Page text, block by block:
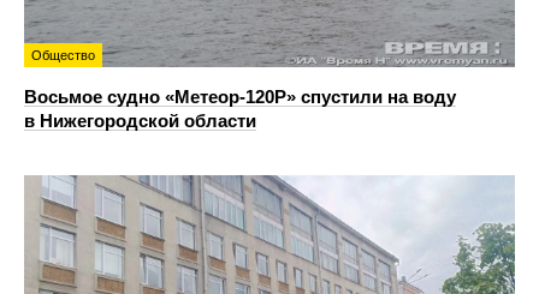
Общество
Восьмое судно «Метеор-120Р» спустили на воду
в Нижегородской области